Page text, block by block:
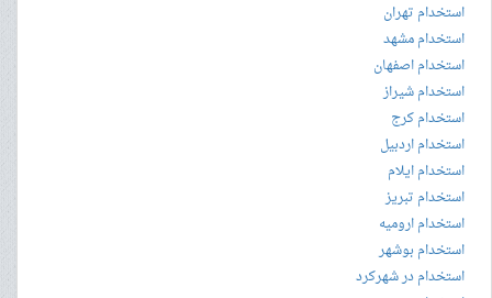
استخدام تهران
استخدام مشهد
استخدام اصفهان
استخدام شیراز
استخدام کرج
استخدام اردبیل
استخدام ایلام
استخدام تبریز
استخدام ارومیه
استخدام بوشهر
استخدام در شهرکرد